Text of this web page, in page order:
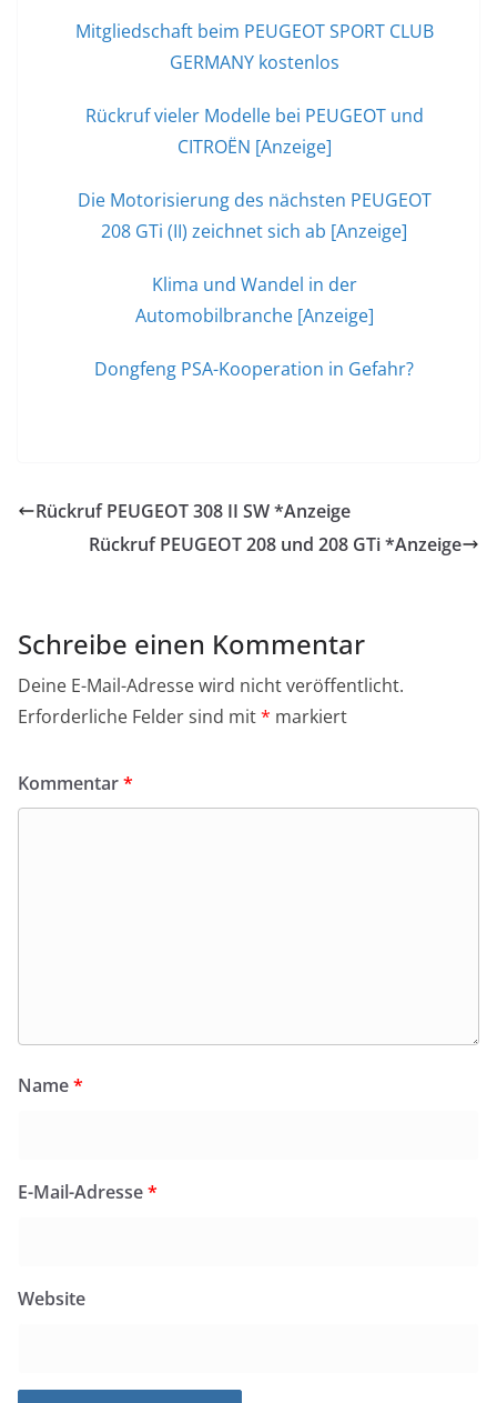
Mitgliedschaft beim PEUGEOT SPORT CLUB
GERMANY kostenlos
Rückruf vieler Modelle bei PEUGEOT und
CITROËN [Anzeige]
Die Motorisierung des nächsten PEUGEOT
208 GTi (II) zeichnet sich ab [Anzeige]
Klima und Wandel in der
Automobilbranche [Anzeige]
Dongfeng PSA-Kooperation in Gefahr?
Rückruf PEUGEOT 308 II SW *Anzeige
Rückruf PEUGEOT 208 und 208 GTi *Anzeige
Schreibe einen Kommentar
Deine E-Mail-Adresse wird nicht veröffentlicht.
Erforderliche Felder sind mit* markiert
Kommentar*
Name*
E-Mail-Adresse*
Website